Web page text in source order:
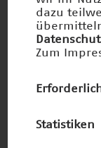
dazu
Zum
Statistiken